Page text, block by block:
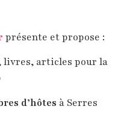
présente et propose :
livres, articles pour la
d’hôtes à Serres